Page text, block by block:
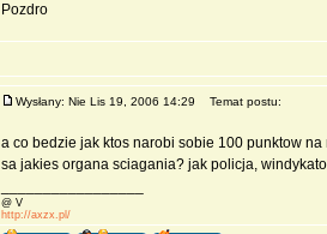
Pozdro
Wysłany: Nie Lis 19, 2006 14:29 Temat postu:
a co bedzie jak ktos narobi sobie 100 punktow
sa jakies organa sciagania? jak policja,
@ V
http://axzx.pl/